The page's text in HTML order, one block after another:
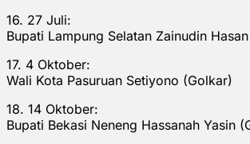
16. 27 Juli:
Bupati Lampung Selatan Zainudin
17. 4 Oktober:
Wali Kota Pasuruan Setiyono (Golkar)
18. 14 Oktober:
Bupati Bekasi Neneng Hassanah Yasin